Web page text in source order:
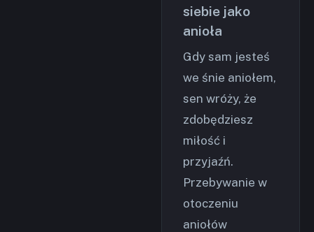
siebie jako
anioła
Gdy sam jesteś
we śnie aniołem,
sen wróży, że
zdobędziesz
miłość i
przyjaźń.
Przebywanie w
otoczeniu
aniołów